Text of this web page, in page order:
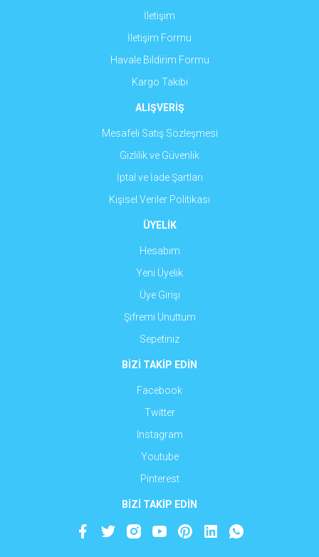
Gönder
İletişim
İletişim Formu
Havale Bildirim Formu
Kargo Takibi
ALIŞVERİŞ
Mesafeli Satış Sözleşmesi
Gizlilik ve Güvenlik
İptal ve İade Şartları
Kişisel Veriler Politikası
ÜYELİK
Hesabım
Yeni Üyelik
Üye Girişi
Şifremi Unuttum
Sepetiniz
BİZİ TAKİP EDİN
Facebook
Twitter
Instagram
Youtube
Pinterest
BİZİ TAKİP EDİN